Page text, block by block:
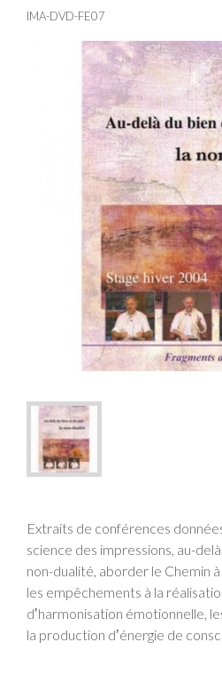
IMA-DVD-FE07
Extraits de conférences
science des impressions, au-
non-dualité, aborder le Chemin
les empêchements à la
dʼharmonisation émotionnelle,
la production dʼénergie de